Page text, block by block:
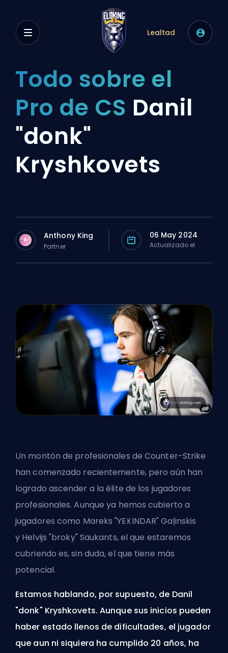
Lealtad
Todo sobre el
Pro de CS Danil
"donk"
Kryshkovets
A Anthony King
Partner
06 May 2024
Actualizado el
Un montón de profesionales de Counter-Strike
han comenzado recientemente, pero aún han
logrado ascender a la élite de los jugadores
profesionales. Aunque ya hemos cubierto a
jugadores como Mareks "YEKINDAR" Gaļinskis
y Helvijs "broky" Saukants, el que estaremos
cubriendo es, sin duda, el que tiene más
potencial.
Estamos hablando, por supuesto, de Danil
"donk" Kryshkovets. Aunque sus inicios pueden
haber estado llenos de dificultades, el jugador
que aun ni siquiera ha cumplido 20 años, ha